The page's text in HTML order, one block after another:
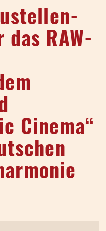
RAW-
Cinema“